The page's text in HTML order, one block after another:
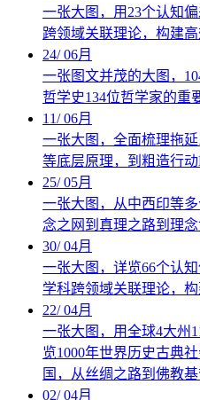
一张大图，用23个认知
跨领域关联理论，构建
24/06月
一张图文并茂的大图，
哲学史134位哲学家的重
11/06月
一张大图，全面梳理拖
等底层原理，到粗造行
25/05月
一张大图，从中西印等
念之网到真理之路到理
30/04月
一张大图，详览66个认
学科跨领域关联理论，
22/04月
一张大图，用全球4大州
览1000年世界历史古典
国，从丝绸之路到佛教
02/04月